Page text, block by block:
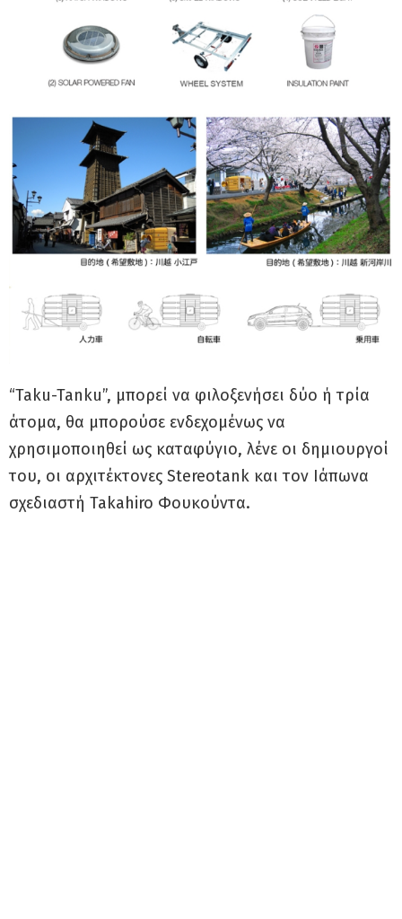
“Taku-Tanku”, μπορεί να φιλοξενήσει δύο ή τρία
άτομα, θα μπορούσε ενδεχομένως να
χρησιμοποιηθεί ως καταφύγιο, λένε οι δημιουργοί
του, οι αρχιτέκτονες Stereotank και τον Ιάπωνα
σχεδιαστή Takahiro Φουκούντα.